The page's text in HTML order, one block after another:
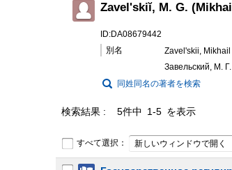
Zavelʹskiĭ, M. G.
ID:DA08679442
別名
Zavelʹskii, Mikhail
Завельский, М.
同姓同名の著者を検索
検索結果 5件中 1-5 を表示
すべて選択： 新しいウィンドウで開く